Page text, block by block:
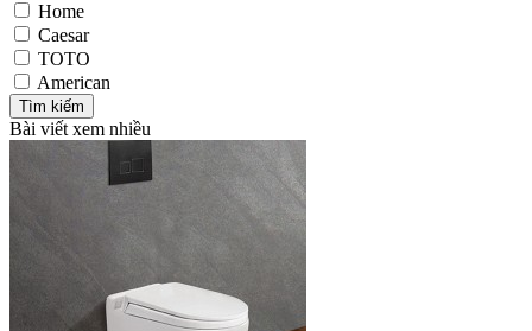
Home
Caesar
TOTO
American
Bài viết xem nhiều